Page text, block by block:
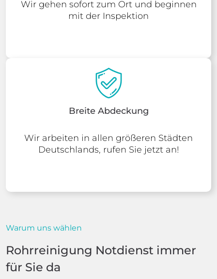
Wir gehen sofort zum Ort und beginnen
mit der Inspektion
Breite Abdeckung
Wir arbeiten in allen größeren Städten
Deutschlands, rufen Sie jetzt an!
Warum uns wählen
Rohrreinigung Notdienst immer
für Sie da